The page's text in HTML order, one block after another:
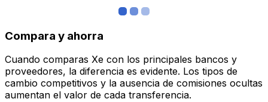
Compara y ahorra
Cuando comparas Xe con los principales bancos y
proveedores, la diferencia es evidente. Los tipos de
cambio competitivos y la ausencia de comisiones ocultas
aumentan el valor de cada transferencia.